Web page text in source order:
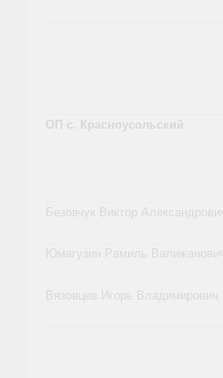
ОП с. Красноусольский
Безовчук Виктор Александрович
Юмагузин Рамиль Валижанович
Вязовцев Игорь Владимирович